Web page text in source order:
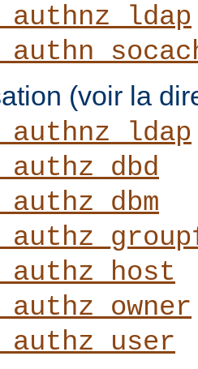
(voir la